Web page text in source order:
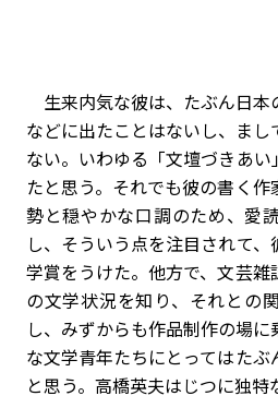
生来内気な彼は、たぶん日本
などに出たことはないし、ま
ない。いわゆる「文壇づきあ
たと思う。それでも彼の書く
勢と穏やかな口調のため、愛
し、そういう点を注目されて
学賞をうけた。他方で、文芸
の文学状況を知り、それとの
し、みずからも作品制作の場
な文学青年たちにとってはた
と思う。高橋英夫はじつに独特